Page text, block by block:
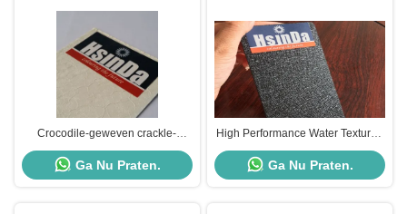
Crocodile-geweven crackle-
afwerkingspoedercoating
Ga Nu Praten.
High Performance Water Textured
Powder Coat Duurzaam met hoge
externe stabiliteit
Ga Nu Praten.